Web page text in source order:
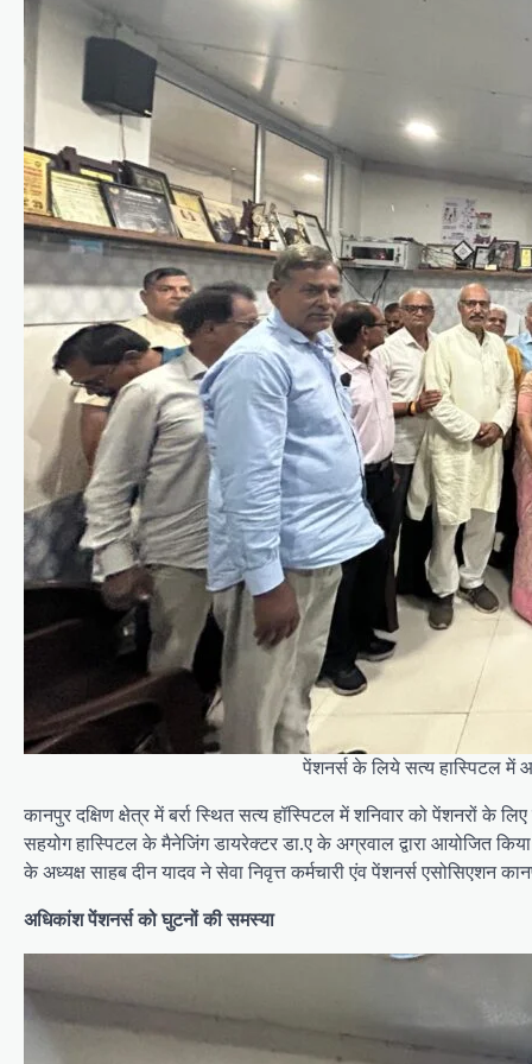
पेंशनर्स के लिये सत्य हास्पिटल में
कानपुर दक्षिण क्षेत्र में बर्रा स्थित सत्य हॉस्पिटल में शनिवार को पेंशनरों
सहयोग हास्पिटल के मैनेजिंग डायरेक्टर डा.ए के अग्रवाल द्वारा आयोजित
के अध्यक्ष साहब दीन यादव ने सेवा निवृत्त कर्मचारी एंव पेंशनर्स एसोसिएशन
अधिकांश पेंशनर्स को घुटनों की समस्या